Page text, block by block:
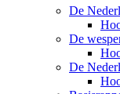
De
De
De